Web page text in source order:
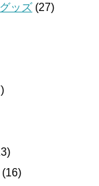
ッズ (27)
(16)